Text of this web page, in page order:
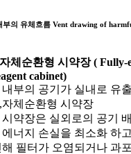
부의 유체흐름 Vent drawing of
체순환형 시약장 ( Fully-
cabinet)
부의 공기가 실내로 유
자체순환형 시약장
약장은 실외로의 공기
너지 손실을 최소화 하
해 필터가 오염되거나 과